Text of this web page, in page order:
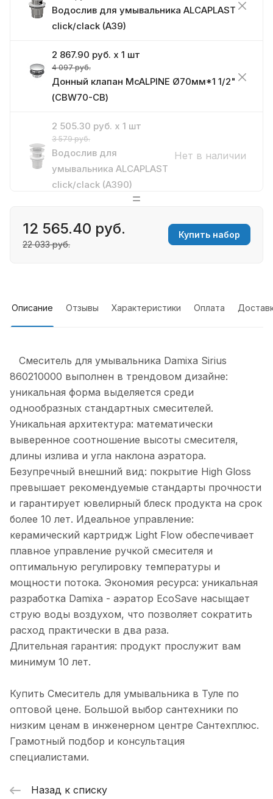
Водослив для умывальника ALCAPLAST
click/clack (A39)
Донный клапан McALPINE Ø70мм*1 1/2"
(CBW70-CB)
2 867.90 руб. x 1 шт
4 097 руб.
Водослив для
умывальника ALCAPLAST
click/clack (A390)
2 505.30 руб. x 1 шт
3 579 руб.
Нет в наличии
12 565.40 руб.
22 033 руб.
Купить набор
Описание Отзывы Характеристики Оплата
Смеситель для умывальника Damixa Sirius
860210000 выполнен в трендовом дизайне:
уникальная форма выделяется среди
однообразных стандартных смесителей.
Уникальная архитектура: математически
выверенное соотношение высоты смесителя,
длины излива и угла наклона аэратора.
Безупречный внешний вид: покрытие High Gloss
превышает рекомендуемые стандарты прочности
и гарантирует ювелирный блеск продукта на срок
более 10 лет. Идеальное управление:
керамический картридж Light Flow обеспечивает
плавное управление ручкой смесителя и
оптимальную регулировку температуры и
мощности потока. Экономия ресурса: уникальная
разработка Damixa - аэратор EcoSave насыщает
струю воды воздухом, что позволяет сократить
расход практически в два раза.
Длительная гарантия: продукт прослужит вам
минимум 10 лет.
Купить Смеситель для умывальника в Туле по
оптовой цене. Большой выбор сантехники по
низким ценам в инженерном центре Сантехплюс.
Грамотный подбор и консультация
специалистами.
Назад к списку